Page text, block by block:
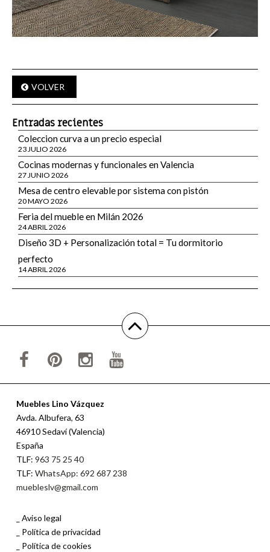
VOLVER
Entradas recientes
Coleccion curva a un precio especial
23 JULIO 2026
Cocinas modernas y funcionales en Valencia
27 JUNIO 2026
Mesa de centro elevable por sistema con pistón
20 MAYO 2026
Feria del mueble en Milán 2026
24 ABRIL 2026
Diseño 3D + Personalización total = Tu dormitorio
perfecto
14 ABRIL 2026
Muebles Lino Vázquez
Avda. Albufera, 63
46910 Sedaví (Valencia)
España
TLF: 963 75 25 40
TLF: WhatsApp: 692 687 238
muebleslv@gmail.com
Aviso legal
Política de privacidad
Política de cookies